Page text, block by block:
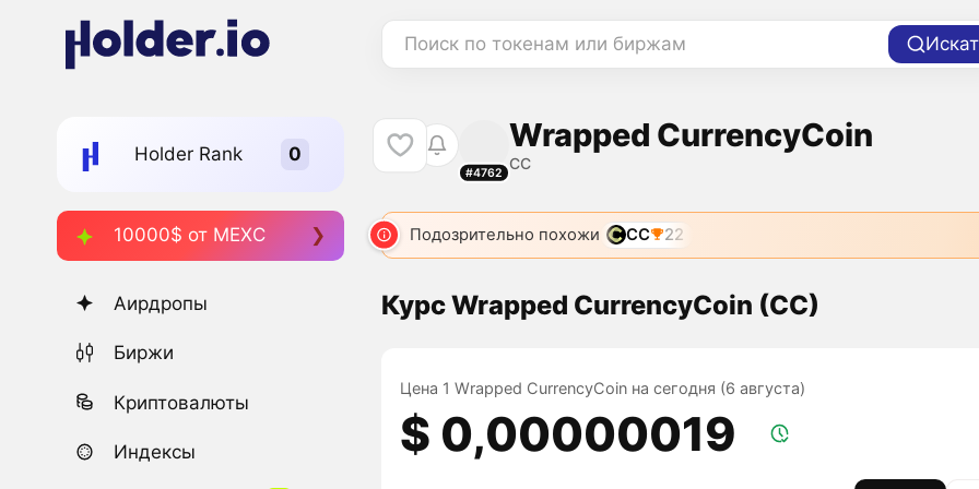
Поиск по токенам или биржам
Holder Rank
10000$ от MEXC
Аирдропы
Биржи
Криптовалюты
Индексы
#4762
Wrapped CurrencyCoin
CC
Подозрительно похожи CC 22
Курс Wrapped CurrencyCoin (CC)
Цена 1 Wrapped CurrencyCoin на сегодня (6 августа)
$ 0,00000019